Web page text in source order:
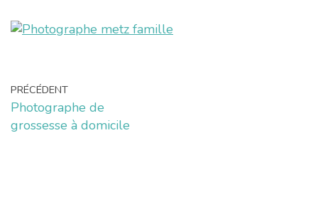
PRÉCÉDENT
Photographe de
grossesse à domicile